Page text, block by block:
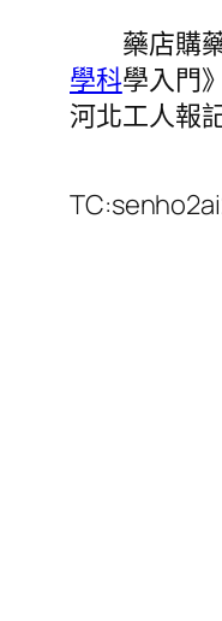
藥店購藥
學科學入門
河北工人報